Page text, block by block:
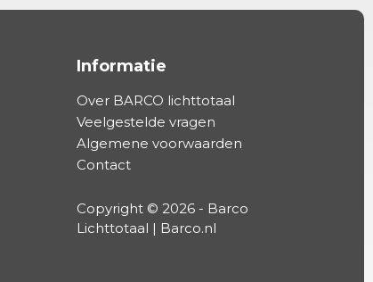
Informatie
Over BARCO lichttotaal
Veelgestelde vragen
Algemene voorwaarden
Contact
Copyright © 2026 - Barco
Lichttotaal | Barco.nl